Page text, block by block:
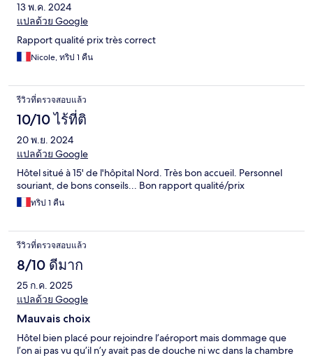
13 พ.ค. 2024
แปลด้วย Google
Rapport qualité prix très correct
Nicole, ทริป 1 คืน
รีวิวที่ตรวจสอบแล้ว
10/10 ไร้ที่ติ
20 พ.ย. 2024
แปลด้วย Google
Hôtel situé à 15' de l'hôpital Nord. Très bon accueil. Personnel
souriant, de bons conseils... Bon rapport qualité/prix
ทริป 1 คืน
รีวิวที่ตรวจสอบแล้ว
8/10 ดีมาก
25 ก.ค. 2025
แปลด้วย Google
Mauvais choix
Hôtel bien placé pour rejoindre l’aéroport mais dommage que
l’on ai pas vu qu’il n’y avait pas de douche ni wc dans la chambre